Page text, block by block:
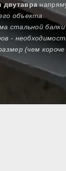
двутавра
объекта.
стальной
-
(чем